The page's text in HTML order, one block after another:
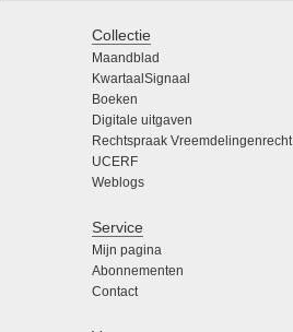
Collectie
Maandblad
KwartaalSignaal
Boeken
Digitale uitgaven
Rechtspraak Vreemdelingenrecht
UCERF
Weblogs
Service
Mijn pagina
Abonnementen
Contact